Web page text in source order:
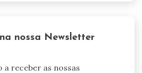
nossa Newsletter
a receber as nossas